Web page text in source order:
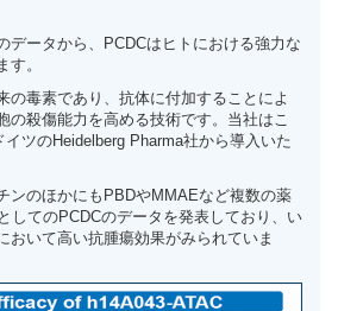
データから、PCDCはヒトにおける強力な
す。
の毒素であり、抗体に付加することによ
の殺傷能力を高める技術です。当社はこ
ツのHeidelberg Pharma社から導入いた
ンのほかにもPBDやMMAEなど複数の薬
してのPCDCのデータを発表しており、い
おいて高い抗腫瘍効果がみられていま